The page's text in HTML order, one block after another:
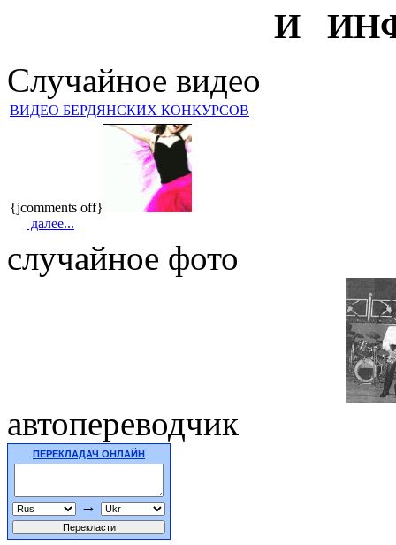
И
Случайное видео
ВИДЕО БЕРДЯНСКИХ КОНКУРСОВ
{jcomments off}
далее...
случайное фото
автопереводчик
ПЕРЕКЛАДАЧ ОНЛАЙН
→